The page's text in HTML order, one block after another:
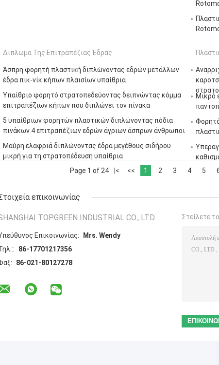
Δίπλωμα Της Επιτραπέζιας Έδρας
Άσπρη φορητή πλαστική διπλώνοντας εδρών μετάλλων
έδρα πικ-νίκ κήπων πλαισίων υπαίθρια
Υπαίθριο φορητό στρατοπεδεύοντας δειπνώντας κόμμα
επιτραπέζιων κήπων που διπλώνει τον πίνακα
5 υπαίθριων φορητών πλαστικών διπλώνοντας πόδια
πινάκων 4 επιτραπέζιων εδρών άγριων άσπρων άνθρωποι
Μαύρη ελαφριά διπλώνοντας έδρα μεγέθους σιδήρου
μικρή για τη στρατοπέδευση υπαίθρια
Μικρό
Page 1 of 24
|< << 1 2 3 4 5
επικοινωνίας
TOPGREEN INDUSTRIAL CO., LTD
Επικοινωνίας:
Mrs. Wendy
86-17701217356
86-021-80127278
Στείλετε